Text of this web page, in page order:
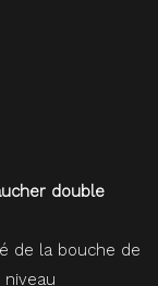
double
de la bouche de